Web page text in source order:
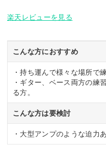
楽天レビューを見る
こんな方におすすめ
・持ち運んで様々な場所で
・ギター、ベース両方の練
る方。
こんな方は要検討
・大型アンプのような迫力